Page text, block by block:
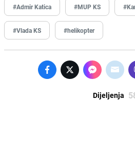
#Admir Katica #MUP KS
#Vlada KS #helikopter
Dijeljenja